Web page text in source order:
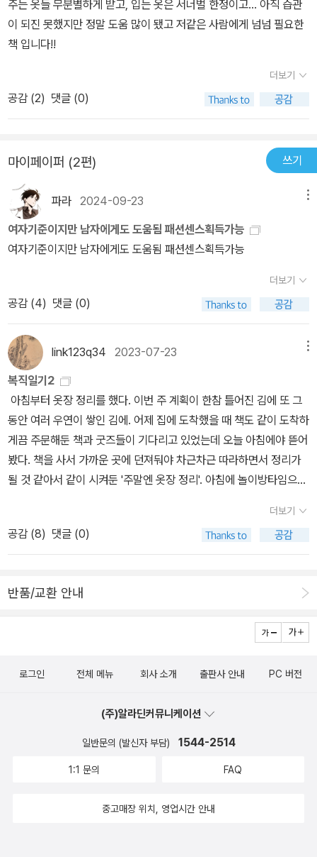
주는 옷들 무분별하게 받고, 입는 옷은 서너벌 한정이고... 아직 습관
이 되진 못했지만 정말 도움 많이 됐고 저같은 사람에게 넘넘 필요한
책 입니다!!
더보기
공감 (2) 댓글 (0)
마이페이퍼 (2편) 쓰기
파라 2024-09-23
여자기준이지만 남자에게도 도움됨 패션센스획득가능
여자기준이지만 남자에게도 도움됨 패션센스획득가능
더보기
공감 (4) 댓글 (0)
link123q34 2023-07-23
복직일기2
아침부터 옷장 정리를 했다. 이번 주 계획이 한참 틀어진 김에 또 그
동안 여러 우연이 쌓인 김에. 어제 집에 도착했을 때 책도 같이 도착하
게끔 주문해둔 책과 굿즈들이 기다리고 있었는데 오늘 아침에야 뜯어
봤다. 책을 사서 가까운 곳에 던져둬야 차근차근 따라하면서 정리가
될 것 같아서 같이 시켜둔 '주말엔 옷장 정리'. 아침에 놀이방타임으로
시간까지 옷장 정리. 작가 소개를 보고 찾아보니 옷 정리와 스타일
코칭까지 같이 하시는 분이어서 설득력이 있었다. 책은 주말에 하는
옷장 정리 컨셉에 충실하다. 나는 옷장 정리가 주말 이틀로 된다고?
정은 내가 일요일에 시작했다는 거. 토요일에 옷장을 비우고 남길 옷
남기기. 일요일에 있는 옷으로 매치해보고 채울 템 정하기 구성이
다. 9시 반에 시작해서 중간에 밥도 먹고 힘들면 쉬고 4시까지 비우
엄청 거대 프로젝트 같아서 언제나 손댈 수 없었는데 한 계절은 생각
모든 옷을 바닥에 꺼내기로 시작한다. 코칭 경험상 모든 템 개수 40~
80개가 대한민국 평균이라고 한다. 옷, 속옷, 양말, 가방, 신발, 액세
꺼냈는데 80개였다. 120개 이상은 연예인 혹은 쇼퍼홀릭 등급. 난 둘
시간과 누적의 힘이 무섭다. 꺼내다보니 나머지 기타템까지 하려고
더보기
공감 (8) 댓글 (0)
반품/교환 안내
로그인 전체 메뉴 회사 소개 출판사 안내 PC 버전
(주)알라딘커뮤니케이션
일반문의 (발신자 부담) 1544-2514
1:1 문의 FAQ
중고매장 위치, 영업시간 안내